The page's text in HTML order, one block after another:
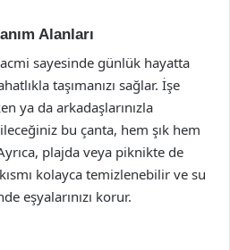
Alanları
sayesinde günlük hayatta
taşımanızı sağlar. İşe
ya da arkadaşlarınızla
bu çanta, hem şık hem
plajda veya piknikte de
kolayca temizlenebilir ve su
eşyalarınızı korur.